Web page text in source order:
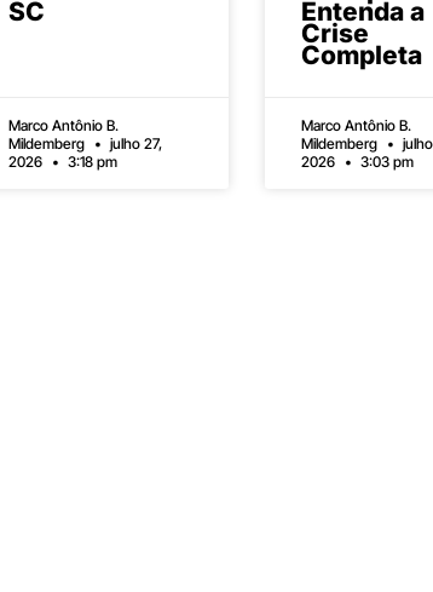
SC
Marco Antônio B.
Mildemberg
julho 27,
2026
3:18 pm
Entenda a
Crise
Completa
Marco Antônio B.
Mildemberg
2026
3:03 pm